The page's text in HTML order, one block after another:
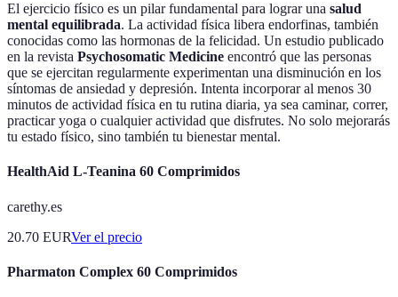
El ejercicio físico es un pilar fundamental para lograr una salud
mental equilibrada. La actividad física libera endorfinas, también
conocidas como las hormonas de la felicidad. Un estudio publicado
en la revista Psychosomatic Medicine encontró que las personas
que se ejercitan regularmente experimentan una disminución en los
síntomas de ansiedad y depresión. Intenta incorporar al menos 30
minutos de actividad física en tu rutina diaria, ya sea caminar, correr,
practicar yoga o cualquier actividad que disfrutes. No solo mejorarás
tu estado físico, sino también tu bienestar mental.
HealthAid L-Teanina 60 Comprimidos
carethy.es
20.70 EURVer el precio
Pharmaton Complex 60 Comprimidos